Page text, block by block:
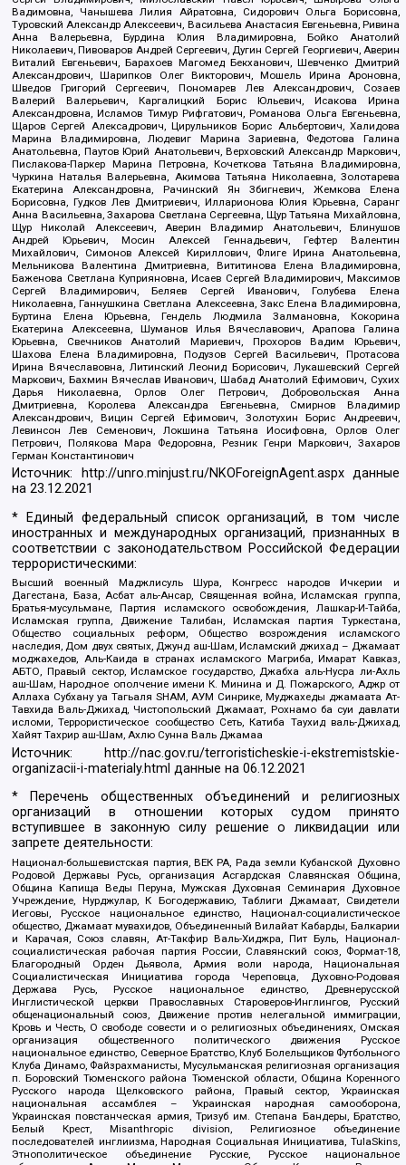
Вадимовна, Чанышева Лилия Айратовна, Сидорович Ольга Борисовна,
Туровский Александр Алексеевич, Васильева Анастасия Евгеньевна, Ривина
Анна Валерьевна, Бурдина Юлия Владимировна, Бойко Анатолий
Николаевич, Пивоваров Андрей Сергеевич, Дугин Сергей Георгиевич, Аверин
Виталий Евгеньевич, Барахоев Магомед Бекханович, Шевченко Дмитрий
Александрович, Шарипков Олег Викторович, Мошель Ирина Ароновна,
Шведов Григорий Сергеевич, Пономарев Лев Александрович, Созаев
Валерий Валерьевич, Каргалицкий Борис Юльевич, Исакова Ирина
Александровна, Исламов Тимур Рифгатович, Романова Ольга Евгеньевна,
Щаров Сергей Алексадрович, Цирульников Борис Альбертович, Халидова
Марина Владимировна, Людевиг Марина Зариевна, Федотова Галина
Анатольевна, Паутов Юрий Анатольевич, Верховский Александр Маркович,
Пислакова-Паркер Марина Петровна, Кочеткова Татьяна Владимировна,
Чуркина Наталья Валерьевна, Акимова Татьяна Николаевна, Золотарева
Екатерина Александровна, Рачинский Ян Збигневич, Жемкова Елена
Борисовна, Гудков Лев Дмитриевич, Илларионова Юлия Юрьевна, Саранг
Анна Васильевна, Захарова Светлана Сергеевна, Щур Татьяна Михайловна,
Щур Николай Алексеевич, Аверин Владимир Анатольевич, Блинушов
Андрей Юрьевич, Мосин Алексей Геннадьевич, Гефтер Валентин
Михайлович, Симонов Алексей Кириллович, Флиге Ирина Анатольевна,
Мельникова Валентина Дмитриевна, Вититинова Елена Владимировна,
Баженова Светлана Куприяновна, Исаев Сергей Владимирович, Максимов
Сергей Владимирович, Беляев Сергей Иванович, Голубева Елена
Николаевна, Ганнушкина Светлана Алексеевна, Закс Елена Владимировна,
Буртина Елена Юрьевна, Гендель Людмила Залмановна, Кокорина
Екатерина Алексеевна, Шуманов Илья Вячеславович, Арапова Галина
Юрьевна, Свечников Анатолий Мариевич, Прохоров Вадим Юрьевич,
Шахова Елена Владимировна, Подузов Сергей Васильевич, Протасова
Ирина Вячеславовна, Литинский Леонид Борисович, Лукашевский Сергей
Маркович, Бахмин Вячеслав Иванович, Шабад Анатолий Ефимович, Сухих
Дарья Николаевна, Орлов Олег Петрович, Добровольская Анна
Дмитриевна, Королева Александра Евгеньевна, Смирнов Владимир
Александрович, Вицин Сергей Ефимович, Золотухин Борис Андреевич,
Левинсон Лев Семенович, Локшина Татьяна Иосифовна, Орлов Олег
Петрович, Полякова Мара Федоровна, Резник Генри Маркович, Захаров
Герман Константинович
Источник: http://unro.minjust.ru/NKOForeignAgent.aspxданные
на23.12.2021
* Единый федеральный список организаций, в том числе
иностранных и международных организаций, признанных в
соответствии с законодательством Российской Федерации
террористическими:
Высший военный Маджлисуль Шура, Конгресс народов Ичкерии и
Дагестана, База, Асбат аль-Ансар, Священная война, Исламская группа,
Братья-мусульмане, Партия исламского освобождения, Лашкар-И-Тайба,
Исламская группа, Движение Талибан, Исламская партия Туркестана,
Общество социальных реформ, Общество возрождения исламского
наследия, Дом двух святых, Джунд аш-Шам, Исламский джихад – Джамаат
моджахедов, Аль-Каида в странах исламского Магриба, Имарат Кавказ,
АБТО, Правый сектор, Исламское государство, Джабха аль-Нусра ли-Ахль
аш-Шам, Народное ополчение имени К. Минина и Д. Пожарского, Аджр от
Аллаха Субхану уа Тагьаля SHAM, АУМ Синрике, Муджахеды джамаата Ат-
Тавхида Валь-Джихад, Чистопольский Джамаат, Рохнамо ба суи давлати
исломи, Террористическое сообщество Сеть, Катиба Таухид валь-Джихад,
Хайят Тахрир аш-Шам, Ахлю Сунна Валь Джамаа
Источник:
http://nac.gov.ru/terroristicheskie-i-ekstremistskie-
organizacii-i-materialy.html данные на06.12.2021
* Перечень общественных объединений и религиозных
организаций в отношении которых судом принято
вступившее в законную силу решение о ликвидации или
запрете деятельности:
Национал-большевистская партия, ВЕК РА, Рада земли Кубанской Духовно
Родовой Державы Русь, организация Асгардская Славянская Община,
Община Капища Веды Перуна, Мужская Духовная Семинария Духовное
Учреждение, Нурджулар, К Богодержавию, Таблиги Джамаат, Свидетели
Иеговы, Русское национальное единство, Национал-социалистическое
общество, Джамаат мувахидов, Объединенный Вилайат Кабарды, Балкарии
и Карачая, Союз славян, Ат-Такфир Валь-Хиджра, Пит Буль, Национал-
социалистическая рабочая партия России, Славянский союз, Формат-18,
Благородный Орден Дьявола, Армия воли народа, Национальная
Социалистическая Инициатива города Череповца, Духовно-Родовая
Держава Русь, Русское национальное единство, Древнерусской
Инглистической церкви Православных Староверов-Инглингов, Русский
общенациональный союз, Движение против нелегальной иммиграции,
Кровь и Честь, О свободе совести и о религиозных объединениях, Омская
организация общественного политического движения Русское
национальное единство, Северное Братство, Клуб Болельщиков Футбольного
Клуба Динамо, Файзрахманисты, Мусульманская религиозная организация
п. Боровский Тюменского района Тюменской области, Община Коренного
Русского народа Щелковского района, Правый сектор, Украинская
национальная ассамблея – Украинская народная самооборона,
Украинская повстанческая армия, Тризуб им. Степана Бандеры, Братство,
Белый Крест, Misanthropic division, Религиозное объединение
последователей инглиизма, Народная Социальная Инициатива, TulaSkins,
Этнополитическое объединение Русские, Русское национальное